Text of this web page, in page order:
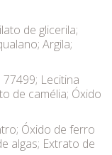
de glicerila;
Argila;
Lecitina
de camélia; Óxido
Óxido de ferro
algas; Extrato de